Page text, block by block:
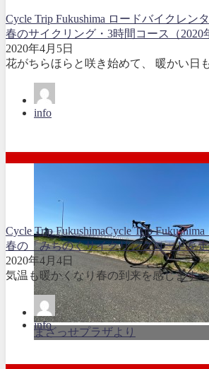
Cycle Trip Fukushima ロードバイクレン
春のサイクリング・3時間コース（2020
2020年4月5日
花がちらほらと咲き始めて、 暖かい日
info
まざっせプラザより
Cycle Trip FukushimaCycle Trip
春の「みちのくサイクリングロードを
2020年4月4日
気温も暖かくなり春の到来を感じます
info